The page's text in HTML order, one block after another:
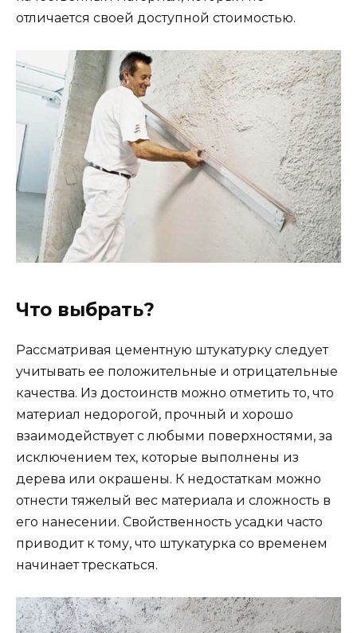
отличается своей доступной стоимостью.
Что выбрать?
Рассматривая цементную штукатурку следует
учитывать ее положительные и отрицательные
качества. Из достоинств можно отметить то, что
материал недорогой, прочный и хорошо
взаимодействует с любыми поверхностями, за
исключением тех, которые выполнены из
дерева или окрашены. К недостаткам можно
отнести тяжелый вес материала и сложность в
его нанесении. Свойственность усадки часто
приводит к тому, что штукатурка со временем
начинает трескаться.